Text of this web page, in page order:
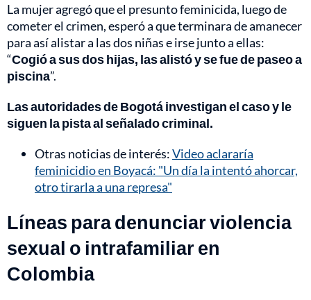
La mujer agregó que el presunto feminicida, luego de
cometer el crimen, esperó a que terminara de amanecer
para así alistar a las dos niñas e irse junto a ellas:
“Cogió a sus dos hijas, las alistó y se fue de paseo a
piscina”.
Las autoridades de Bogotá investigan el caso y le
siguen la pista al señalado criminal.
Otras noticias de interés:Video aclararía
feminicidio en Boyacá: "Un día la intentó ahorcar,
otro tirarla a una represa"
Líneas para denunciar violencia
sexual o intrafamiliar en
Colombia